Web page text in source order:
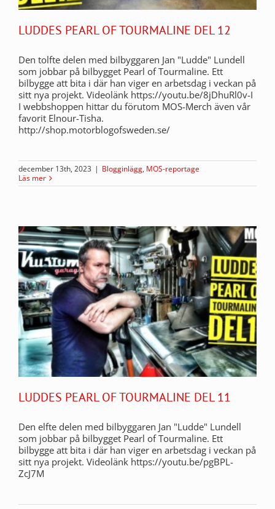
LUDDES PEARL OF TOURMALINE DEL 12
Den tolfte delen med bilbyggaren Jan "Ludde" Lundell
som jobbar på bilbygget Pearl of Tourmaline. Ett
bilbygge att bita i där han viger en arbetsdag i veckan på
sitt nya projekt. Videolänk https://youtu.be/8jDhuRl0v-I
I webbshoppen hittar du förutom MOS-Merch även vår
favorit Elnour-Tisha.
http://shop.motorblogofsweden.se/
december 13th, 2023 | Blogginlägg, MOS-reportage
Läs mer
LUDDES PEARL OF TOURMALINE DEL 11
Den elfte delen med bilbyggaren Jan "Ludde" Lundell
som jobbar på bilbygget Pearl of Tourmaline. Ett
bilbygge att bita i där han viger en arbetsdag i veckan på
sitt nya projekt. Videolänk https://youtu.be/pgBPL-
ZcJ7M